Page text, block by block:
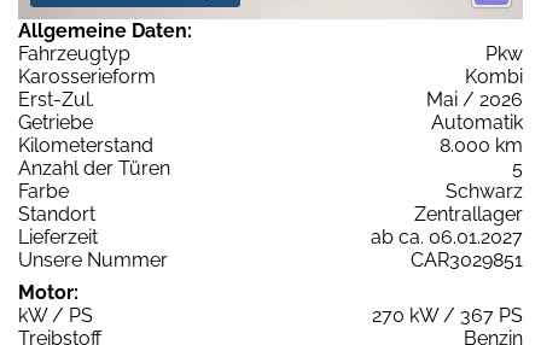
Allgemeine Daten:
Fahrzeugtyp
Pkw
Karosserieform
Kombi
Erst-Zul.
Mai / 2026
Getriebe
Automatik
Kilometerstand
8.000 km
Anzahl der Türen
5
Farbe
Schwarz
Standort
Zentrallager
Lieferzeit
ab ca. 06.01.2027
Unsere Nummer
CAR3029851
Motor:
kW / PS
270 kW / 367 PS
Treibstoff
Benzin